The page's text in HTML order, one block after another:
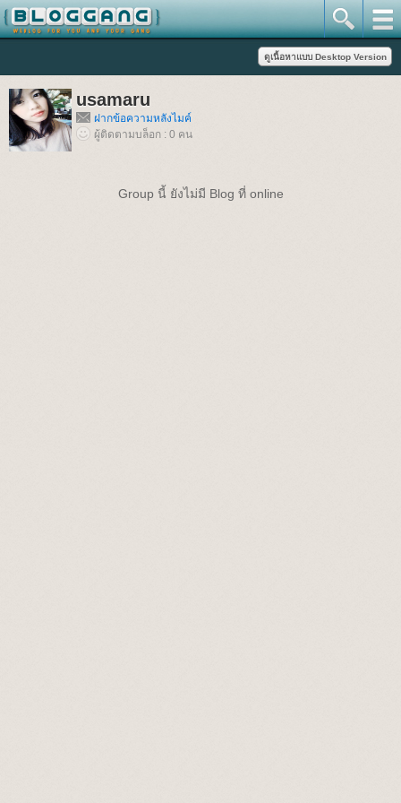
usamaru
ฝากข้อความหลังไมค์
ผู้ติดตามบล็อก : 0 คน
Group นี้ ยังไม่มี Blog ที่ online